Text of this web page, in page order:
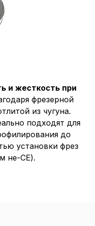
и жесткость при
фрезерной
из чугуна.
подходят для
до
установки фрез
не-CE).
типа «технические
без которых
функционирование
верхней части
настроек cookie».
Перед тем как
параметров
можете ознакомиться с
обработки
списком файлов cookie
описание и сроки